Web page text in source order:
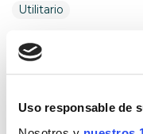
Uso responsable de
Utilitario
Combustible
Encuentra tu
Diésel Eléctrico